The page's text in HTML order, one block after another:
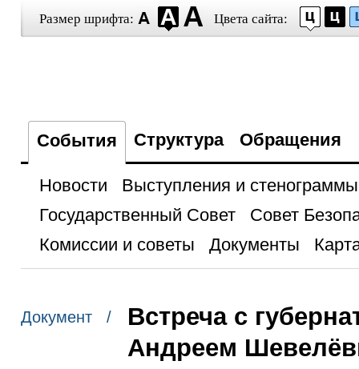
Размер шрифта: Цвета сайта:
События Структура Обращения
Новости
Выступления и стенограммы
Государственный Совет
Совет
Комиссии и советы
Документы
Документ /
Встреча с
Андреем